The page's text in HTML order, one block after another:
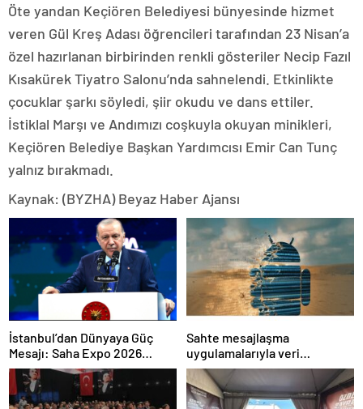
Öte yandan Keçiören Belediyesi bünyesinde hizmet
veren Gül Kreş Adası öğrencileri tarafından 23 Nisan’a
özel hazırlanan birbirinden renkli gösteriler Necip Fazıl
Kısakürek Tiyatro Salonu’nda sahnelendi. Etkinlikte
çocuklar şarkı söyledi, şiir okudu ve dans ettiler.
İstiklal Marşı ve Andımızı coşkuyla okuyan minikleri,
Keçiören Belediye Başkan Yardımcısı Emir Can Tunç
yalnız bırakmadı.
Kaynak: (BYZHA) Beyaz Haber Ajansı
İstanbul’dan Dünyaya Güç
Mesajı: Saha Expo 2026
Rekorlarla Kapılarını Kapattı
Sahte mesajlaşma
uygulamalarıyla veri
sızdırıyorlar- Haber Şafak